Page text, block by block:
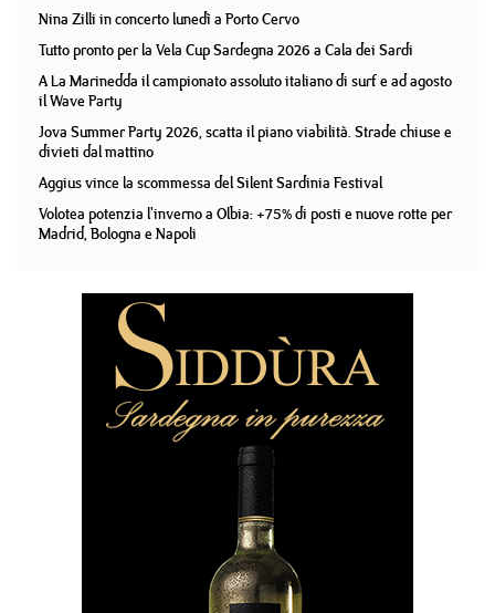
Nina Zilli in concerto lunedì a Porto Cervo
Tutto pronto per la Vela Cup Sardegna 2026 a Cala dei Sardi
A La Marinedda il campionato assoluto italiano di surf e ad agosto
il Wave Party
Jova Summer Party 2026, scatta il piano viabilità. Strade chiuse e
divieti dal mattino
Aggius vince la scommessa del Silent Sardinia Festival
Volotea potenzia l'inverno a Olbia: +75% di posti e nuove rotte per
Madrid, Bologna e Napoli